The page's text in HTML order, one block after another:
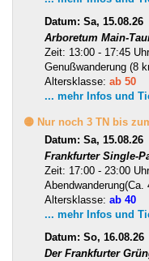
Datum: Sa, 15.08.26
Arboretum Main-
Zeit: 13:00 - 17:45 Uhr
Genußwanderung (8
Altersklasse: ab 50
... mehr Infos und
🟡 Nur noch 3 TN bis
Datum: Sa, 15.08.26
Frankfurter Single-
Zeit: 17:00 - 23:00 Uhr
Abendwanderung(Ca.
Altersklasse: ab 40
... mehr Infos und
Datum: So, 16.08.26
Der Frankfurter